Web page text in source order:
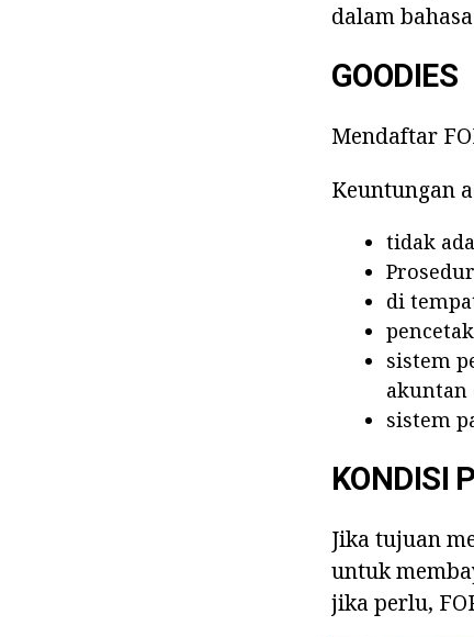
dalam
GOODIES
Mendaftar
Keuntungan
tidak
di
sistem
akuntan
sistem
KONDISI
Jika tujuan
untuk
jika perlu,